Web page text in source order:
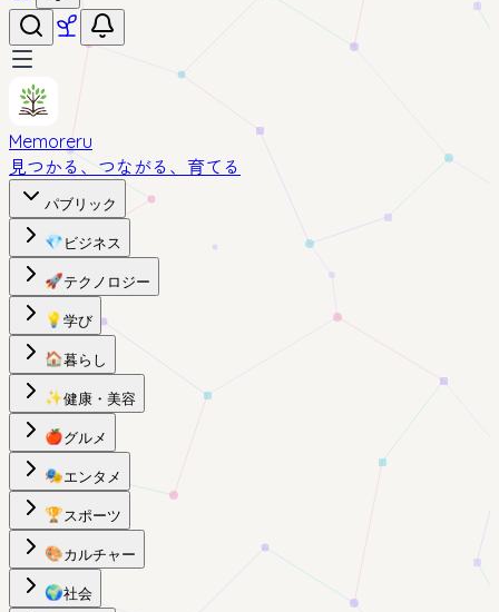
Memoreru
見つかる、つながる、育てる
パブリック
💎 ビジネス
🚀テクノロジー
💡 学び
🏠暮らし
✨健康・美容
🍎グルメ
🎭エンタメ
🏆スポーツ
🎨カルチャー
🌍社会